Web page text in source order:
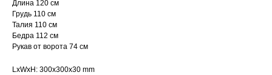
Длина 120 см
Грудь 110 см
Талия 110 см
Бедра 112 см
Рукав от ворота 74 см
LxWxH: 300x300x30 mm